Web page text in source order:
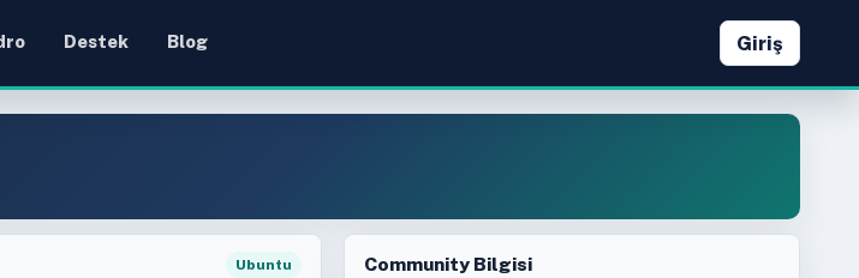
Destek Blog Giriş
Ubuntu Community Bilgisi